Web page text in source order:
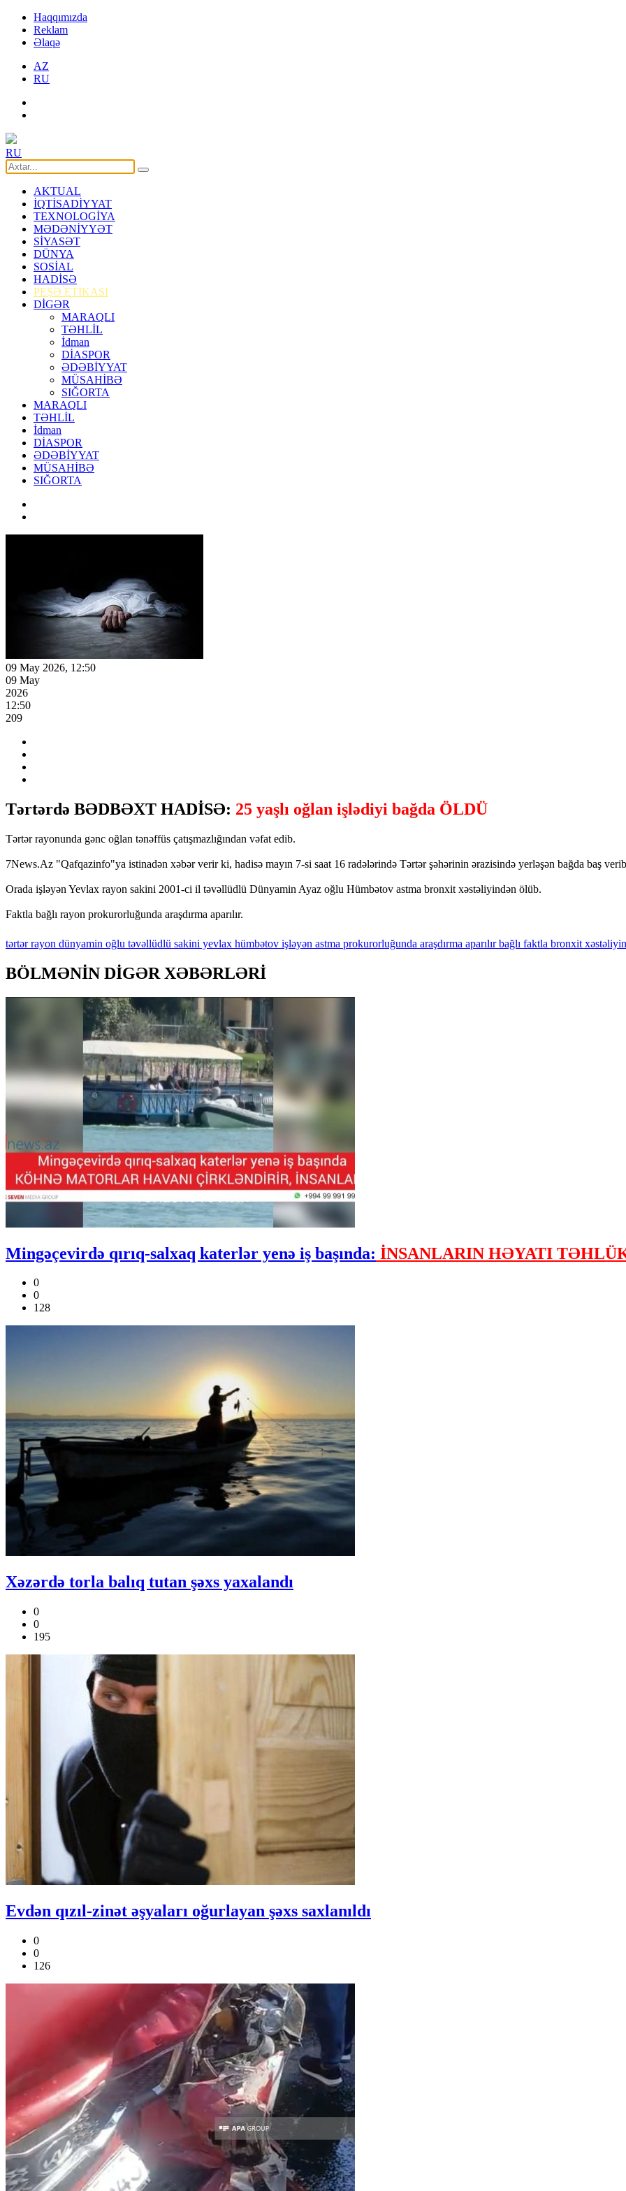
Haqqımızda
Reklam
Əlaqə
AZ
RU
RU
AKTUAL
İQTİSADİYYAT
TEXNOLOGİYA
MƏDƏNİYYƏT
SİYASƏT
DÜNYA
SOSİAL
HADİSƏ
PEŞƏ ETİKASI
DİGƏR
MARAQLI
TƏHLİL
İdman
DİASPOR
ƏDƏBİYYAT
MÜSAHİBƏ
SIĞORTA
MARAQLI
TƏHLİL
İdman
DİASPOR
ƏDƏBİYYAT
MÜSAHİBƏ
SIĞORTA
09 May 2026, 12:50
09 May
2026
12:50
209
Tərtərdə BƏDBƏXT HADİSƏ: 25 yaşlı oğlan işlədiyi bağda ÖLDÜ
Tərtər rayonunda gənc oğlan tənəffüs çatışmazlığından vəfat edib.
7News.Az "Qafqazinfo"ya istinadən xəbər verir ki, hadisə mayın 7-si saat 16 radələrində Tərtər şəhərinin ərazisində yerləşən bağda baş
Orada işləyən Yevlax rayon sakini 2001-ci il təvəllüdlü Dünyamin Ayaz oğlu Hümbətov astma bronxit xəstəliyindən ölüb.
Faktla bağlı rayon prokurorluğunda araşdırma aparılır.
tərtərrayon dünyamin oğlu təvəllüdlü sakini yevlax hümbətov işləyən astma prokurorluğunda araşdırma aparılırbağlı faktla bronxit
BÖLMƏNİN DİGƏR XƏBƏRLƏRİ
Mingəçevirdə qırıq-salxaq katerlər yenə iş başında: İNSANLARIN HƏYATI
0
0
128
Xəzərdə torla balıq tutan şəxs yaxalandı
0
0
195
Evdən qızıl-zinət əşyaları oğurlayan şəxs saxlanıldı
0
0
126